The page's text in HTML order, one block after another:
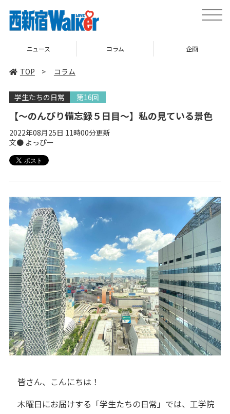
toggle
コラム 企画 TOP
TOP > コラム
学生たちの日常 第16回
【〜のんびり備忘録５日目〜】私の見ている景色
2022年08月25日 11時00分更新
文● よっぴー
皆さん、こんにちは！
木曜日にお届けする「学生たちの日常」では、工学院